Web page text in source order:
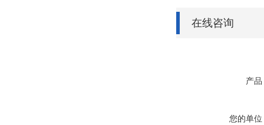
在线咨询
产品
您的单位